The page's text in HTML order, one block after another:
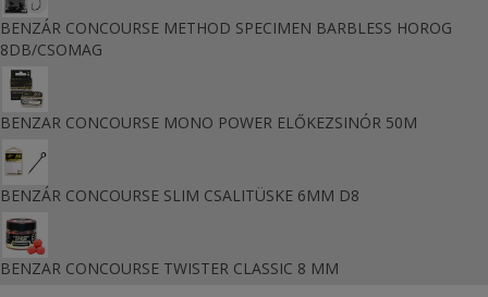
BENZÁR CONCOURSE METHOD SPECIMEN BARBLESS HOROG
8DB/CSOMAG
BENZAR CONCOURSE MONO POWER ELŐKEZSINÓR 50M
BENZÁR CONCOURSE SLIM CSALITÜSKE 6MM D8
BENZAR CONCOURSE TWISTER CLASSIC 8 MM